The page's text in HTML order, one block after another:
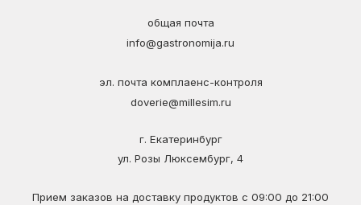
общая почта
info@gastronomija.ru
эл. почта комплаенс-контроля
doverie@millesim.ru
г. Екатеринбург
ул. Розы Люксембург, 4
Прием заказов на доставку продуктов с 09:00 до 21:00